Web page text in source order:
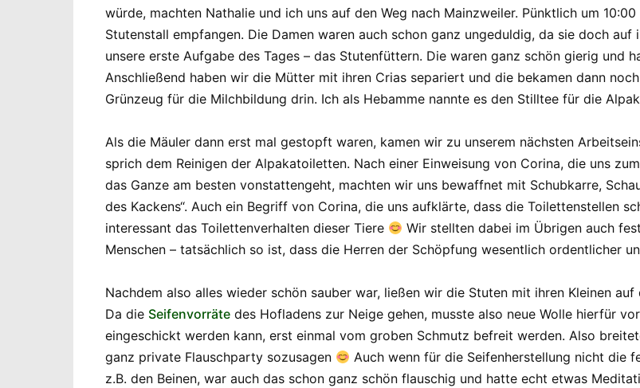
würde, machten Nathalie und ich uns auf den Weg nach Mainzweiler. Pünktlich um
Stutenstall empfangen. Die Damen waren auch schon ganz ungeduldig, da sie doch
unsere erste Aufgabe des Tages – das Stutenfüttern. Die waren ganz schön gierig und
Anschließend haben wir die Mütter mit ihren Crias separiert und die bekamen dann
Grünzeug für die Milchbildung drin. Ich als Hebamme nannte es den Stilltee für die
Als die Mäuler dann erst mal gestopft waren, kamen wir zu unserem nächsten
sprich dem Reinigen der Alpakatoiletten. Nach einer Einweisung von Corina, die uns
das Ganze am besten vonstattengeht, machten wir uns bewaffnet mit Schubkarre,
des Kackens“. Auch ein Begriff von Corina, die uns aufklärte, dass die Toilettenstellen
interessant das Toilettenverhalten dieser Tiere
Wir stellten dabei im Übrigen auch
Menschen – tatsächlich so ist, dass die Herren der Schöpfung wesentlich ordentlicher
Nachdem also alles wieder schön sauber war, ließen wir die Stuten mit ihren Kleinen
Da die Seifenvorräte des Hofladens zur Neige gehen, musste also neue Wolle hierfür
eingeschickt werden kann, erst einmal vom groben Schmutz befreit werden. Also
ganz private Flauschparty sozusagen
Auch wenn für die Seifenherstellung nicht die
z.B. den Beinen, war auch das schon ganz schön flauschig und hatte echt etwas